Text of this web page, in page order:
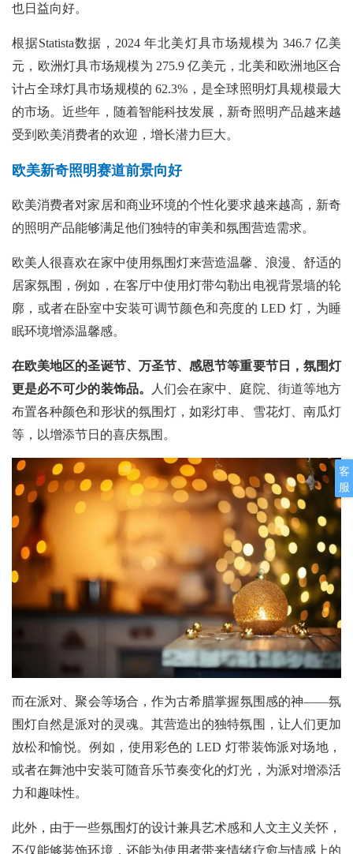
客
服
也日益向好。
根据Statista数据，2024 年北美灯具市场规模为 346.7 亿美
元，欧洲灯具市场规模为 275.9 亿美元，北美和欧洲地区合
计占全球灯具市场规模的 62.3%，是全球照明灯具规模最大
的市场。近些年，随着智能科技发展，新奇照明产品越来越
受到欧美消费者的欢迎，增长潜力巨大。
欧美新奇照明赛道前景向好
欧美消费者对家居和商业环境的个性化要求越来越高，新奇
的照明产品能够满足他们独特的审美和氛围营造需求。
欧美人很喜欢在家中使用氛围灯来营造温馨、浪漫、舒适的
居家氛围，例如，在客厅中使用灯带勾勒出电视背景墙的轮
廓，或者在卧室中安装可调节颜色和亮度的 LED 灯，为睡
眠环境增添温馨感。
在欧美地区的圣诞节、万圣节、感恩节等重要节日，氛围灯
更是必不可少的装饰品。
人们会在家中、庭院、街道等地方
布置各种颜色和形状的氛围灯，如彩灯串、雪花灯、南瓜灯
等，以增添节日的喜庆氛围。
而在派对、聚会等场合，作为古希腊掌握氛围感的神——氛
围灯自然是派对的灵魂。其营造出的独特氛围，让人们更加
放松和愉悦。例如，使用彩色的 LED 灯带装饰派对场地，
或者在舞池中安装可随音乐节奏变化的灯光，为派对增添活
力和趣味性。
此外，由于一些氛围灯的设计兼具艺术感和人文主义关怀，
不仅能够装饰环境，还能为使用者带来情绪疗愈与情感上的